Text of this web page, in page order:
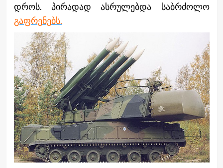
დროს. პირადად ასრულებდა საბრძოლო
გაფრენებს.